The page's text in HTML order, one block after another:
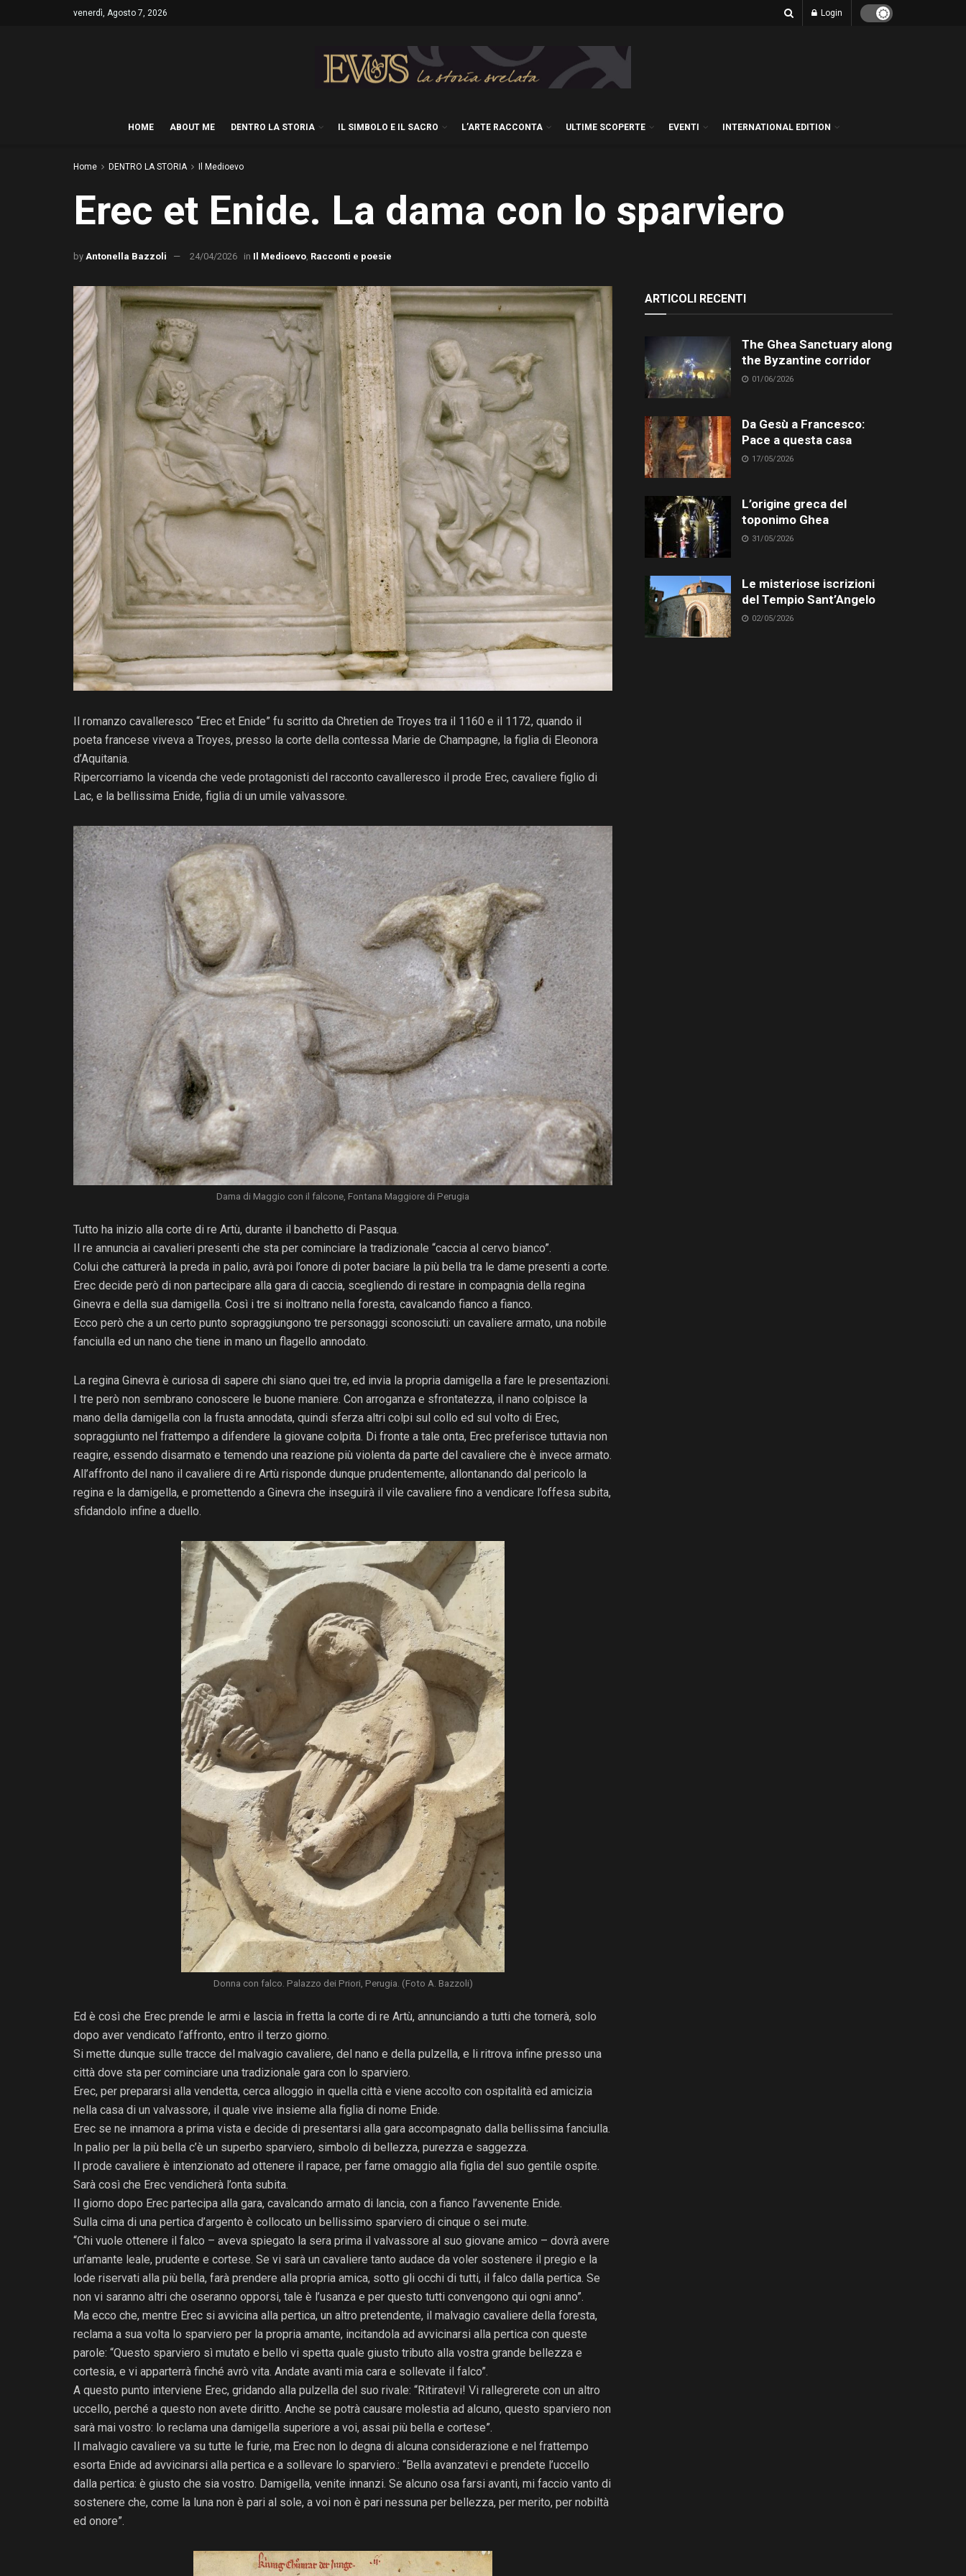
venerdì, Agosto 7, 2026 Login
HOME ABOUT ME DENTRO LA STORIA IL SIMBOLO E IL SACRO L’ARTE RACCONTA ULTIME SCOPERTE EVENTI INTERNATIONAL EDITION
Home DENTRO LA STORIA Il Medioevo
Erec et Enide. La dama con lo sparviero
by Antonella Bazzoli 24/04/2026 in Il Medioevo, Racconti e poesie
Il romanzo cavalleresco “Erec et Enide” fu scritto da Chretien de Troyes tra il 1160 e il 1172, quando il
poeta francese viveva a Troyes, presso la corte della contessa Marie de Champagne, la figlia di Eleonora
d’Aquitania.
Ripercorriamo la vicenda che vede protagonisti del racconto cavalleresco il prode Erec, cavaliere figlio di
Lac, e la bellissima Enide, figlia di un umile valvassore.
Dama di Maggio con il falcone, Fontana Maggiore di Perugia
Tutto ha inizio alla corte di re Artù, durante il banchetto di Pasqua.
Il re annuncia ai cavalieri presenti che sta per cominciare la tradizionale “caccia al cervo bianco”.
Colui che catturerà la preda in palio, avrà poi l’onore di poter baciare la più bella tra le dame presenti a corte.
Erec decide però di non partecipare alla gara di caccia, scegliendo di restare in compagnia della regina
Ginevra e della sua damigella. Così i tre si inoltrano nella foresta, cavalcando fianco a fianco.
Ecco però che a un certo punto sopraggiungono tre personaggi sconosciuti: un cavaliere armato, una nobile
fanciulla ed un nano che tiene in mano un flagello annodato.
La regina Ginevra è curiosa di sapere chi siano quei tre, ed invia la propria damigella a fare le presentazioni.
I tre però non sembrano conoscere le buone maniere. Con arroganza e sfrontatezza, il nano colpisce la
mano della damigella con la frusta annodata, quindi sferza altri colpi sul collo ed sul volto di Erec,
sopraggiunto nel frattempo a difendere la giovane colpita. Di fronte a tale onta, Erec preferisce tuttavia non
reagire, essendo disarmato e temendo una reazione più violenta da parte del cavaliere che è invece armato.
All’affronto del nano il cavaliere di re Artù risponde dunque prudentemente, allontanando dal pericolo la
regina e la damigella, e promettendo a Ginevra che inseguirà il vile cavaliere fino a vendicare l’offesa subita,
sfidandolo infine a duello.
Donna con falco. Palazzo dei Priori, Perugia. (Foto A. Bazzoli)
Ed è così che Erec prende le armi e lascia in fretta la corte di re Artù, annunciando a tutti che tornerà, solo
dopo aver vendicato l’affronto, entro il terzo giorno.
Si mette dunque sulle tracce del malvagio cavaliere, del nano e della pulzella, e li ritrova infine presso una
città dove sta per cominciare una tradizionale gara con lo sparviero.
Erec, per prepararsi alla vendetta, cerca alloggio in quella città e viene accolto con ospitalità ed amicizia
nella casa di un valvassore, il quale vive insieme alla figlia di nome Enide.
Erec se ne innamora a prima vista e decide di presentarsi alla gara accompagnato dalla bellissima fanciulla.
In palio per la più bella c’è un superbo sparviero, simbolo di bellezza, purezza e saggezza.
Il prode cavaliere è intenzionato ad ottenere il rapace, per farne omaggio alla figlia del suo gentile ospite.
Sarà così che Erec vendicherà l’onta subita.
Il giorno dopo Erec partecipa alla gara, cavalcando armato di lancia, con a fianco l’avvenente Enide.
Sulla cima di una pertica d’argento è collocato un bellissimo sparviero di cinque o sei mute.
“Chi vuole ottenere il falco – aveva spiegato la sera prima il valvassore al suo giovane amico – dovrà avere
un’amante leale, prudente e cortese. Se vi sarà un cavaliere tanto audace da voler sostenere il pregio e la
lode riservati alla più bella, farà prendere alla propria amica, sotto gli occhi di tutti, il falco dalla pertica. Se
non vi saranno altri che oseranno opporsi, tale è l’usanza e per questo tutti convengono qui ogni anno”.
Ma ecco che, mentre Erec si avvicina alla pertica, un altro pretendente, il malvagio cavaliere della foresta,
reclama a sua volta lo sparviero per la propria amante, incitandola ad avvicinarsi alla pertica con queste
parole: “Questo sparviero sì mutato e bello vi spetta quale giusto tributo alla vostra grande bellezza e
cortesia, e vi apparterrà finché avrò vita. Andate avanti mia cara e sollevate il falco”.
A questo punto interviene Erec, gridando alla pulzella del suo rivale: “Ritiratevi! Vi rallegrerete con un altro
uccello, perché a questo non avete diritto. Anche se potrà causare molestia ad alcuno, questo sparviero non
sarà mai vostro: lo reclama una damigella superiore a voi, assai più bella e cortese”.
Il malvagio cavaliere va su tutte le furie, ma Erec non lo degna di alcuna considerazione e nel frattempo
esorta Enide ad avvicinarsi alla pertica e a sollevare lo sparviero.: “Bella avanzatevi e prendete l’uccello
dalla pertica: è giusto che sia vostro. Damigella, venite innanzi. Se alcuno osa farsi avanti, mi faccio vanto di
sostenere che, come la luna non è pari al sole, a voi non è pari nessuna per bellezza, per merito, per nobiltà
ed onore”.
ARTICOLI RECENTI
The Ghea Sanctuary along
the Byzantine corridor
01/06/2026
Da Gesù a Francesco:
Pace a questa casa
17/05/2026
L’origine greca del
toponimo Ghea
31/05/2026
Le misteriose iscrizioni
del Tempio Sant’Angelo
02/05/2026